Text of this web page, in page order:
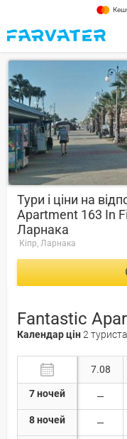
Тури і ціни на
Apartment 163 In
Ларнака
Кіпр, Ларнака
Календар цін2 туриста
7 ночей
8 ночей
7.08